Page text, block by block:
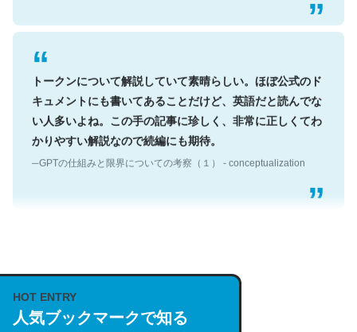
トークンについて解説していて素晴らしい。ほぼ公式のド
キュメントにも書いてあることだけど、英語だと読んでな
い人多いよね。この手の記事に珍しく、非常に正しくてわ
かりやすい解説なので続編にも期待。
説してる記事が少ないので貴重な良記事。/続編来た
https://isobe324649.hatenablog.com/entry/2023/03/27
/064121
HOT ENTRY
人気ブックマークで知る